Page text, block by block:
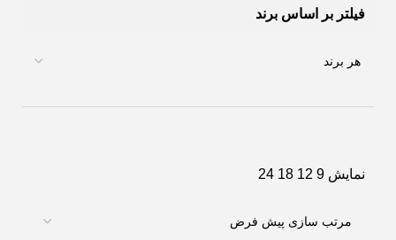
فیلتر بر اساس برند
نمایش 9
12
18
24